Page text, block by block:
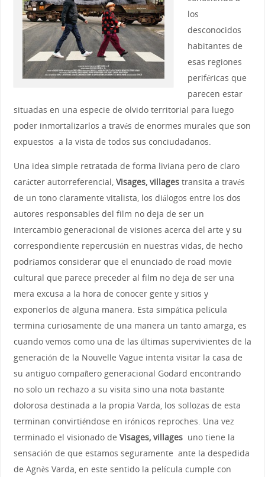
los
desconocidos
habitantes de
esas regiones
periféricas que
parecen estar
situadas en una especie de olvido territorial para luego
poder inmortalizarlos a través de enormes murales que son
expuestos a la vista de todos sus conciudadanos.
Una idea simple retratada de forma liviana pero de claro
carácter autorreferencial, Visages, villagestransita a través
de un tono claramente vitalista, los diálogos entre los dos
autores responsables del film no deja de ser un
intercambio generacional de visiones acerca del arte y su
correspondiente repercusión en nuestras vidas, de hecho
podríamos considerar que el enunciado de road movie
cultural que parece preceder al film no deja de ser una
mera excusa a la hora de conocer gente y sitios y
exponerlos de alguna manera. Esta simpática película
termina curiosamente de una manera un tanto amarga, es
cuando vemos como una de las últimas supervivientes de la
generación de la Nouvelle Vague intenta visitar la casa de
su antiguo compañero generacional Godard encontrando
no solo un rechazo a su visita sino una nota bastante
dolorosa destinada a la propia Varda, los sollozas de esta
terminan convirtiéndose en irónicos reproches. Una vez
terminado el visionado de Visages, villagesuno tiene la
sensación de que estamos seguramente ante la despedida
de Agnès Varda, en este sentido la película cumple con